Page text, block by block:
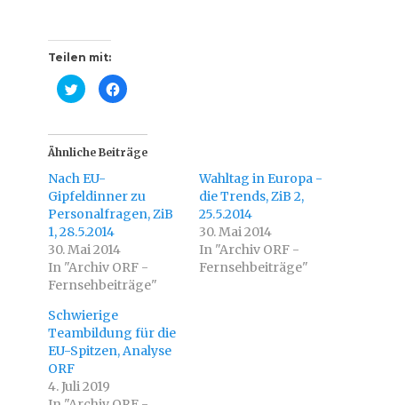
Teilen mit:
K
l
,
u
m
ü
b
e
r
T
w
i
t
t
e
z
t
e
i
l
e
n
W
i
K
l
,
u
m
f
F
a
c
o
z
i
l
e
Ähnliche Beiträge
Nach EU-
Gipfeldinner zu
Personalfragen, ZiB
1, 28.5.2014
30. Mai 2014
In "Archiv ORF -
Fernsehbeiträge"
Wahltag in Europa -
die Trends, ZiB 2,
25.5.2014
30. Mai 2014
In "Archiv ORF -
Fernsehbeiträge"
Schwierige
Teambildung für die
EU-Spitzen, Analyse
ORF
4. Juli 2019